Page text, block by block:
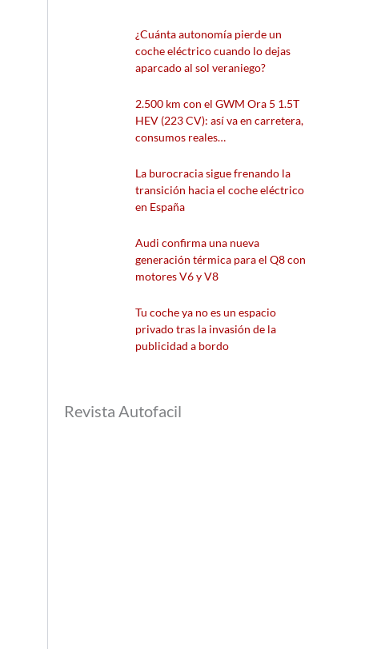
¿Cuánta autonomía pierde un
coche eléctrico cuando lo dejas
aparcado al sol veraniego?
2.500 km con el GWM Ora 5 1.5T
HEV (223 CV): así va en carretera,
consumos reales…
La burocracia sigue frenando la
transición hacia el coche eléctrico
en España
Audi confirma una nueva
generación térmica para el Q8 con
motores V6 y V8
Tu coche ya no es un espacio
privado tras la invasión de la
publicidad a bordo
Revista Autofacil